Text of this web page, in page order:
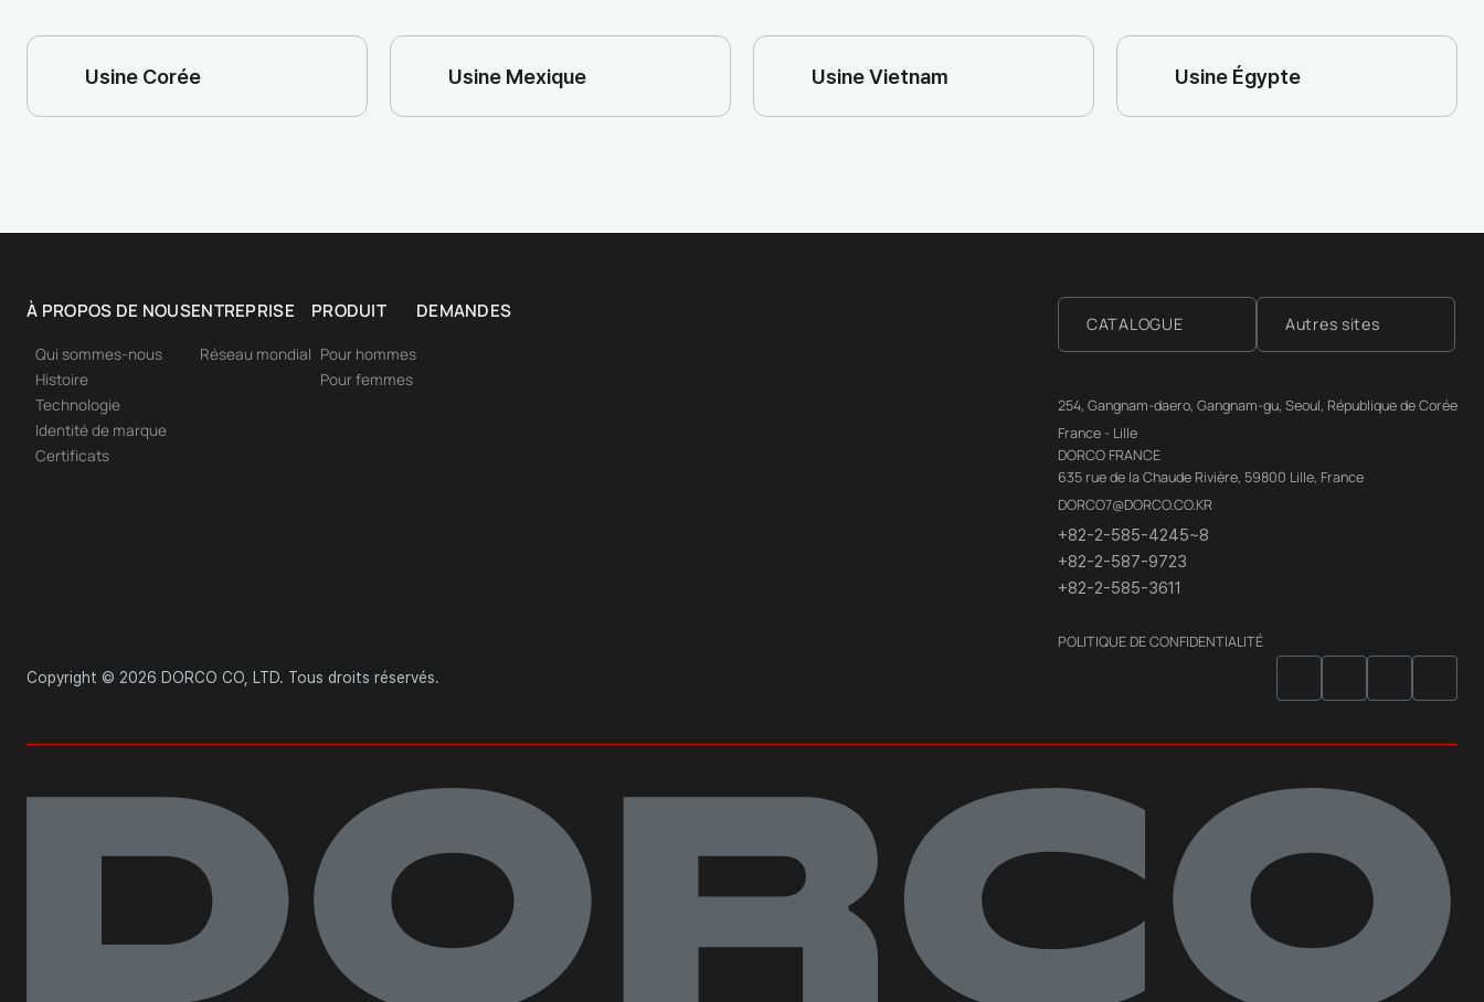
Usine Corée Usine Mexique Usine Vietnam Usine Égypte
À PROPOS DE NOUS
Qui sommes-nous
Histoire
Technologie
Identité de marque
Certificats
ENTREPRISE
Réseau mondial
PRODUIT
Pour hommes
Pour femmes
DEMANDES
CATALOGUE Autres sites
254, Gangnam-daero, Gangnam-gu, Seoul, République de Corée
France - Lille
DORCO FRANCE
635 rue de la Chaude Rivière, 59800 Lille, France
DORCO7@DORCO.CO.KR
+82-2-585-4245~8
+82-2-587-9723
+82-2-585-3611
POLITIQUE DE CONFIDENTIALITÉ
Copyright © 2026 DORCO CO, LTD. Tous droits réservés.